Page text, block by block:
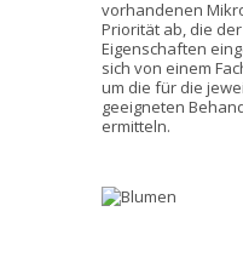
vorhandenen
Priorität ab, die
Eigenschaften
sich von einem
um die für die
geeigneten
ermitteln.